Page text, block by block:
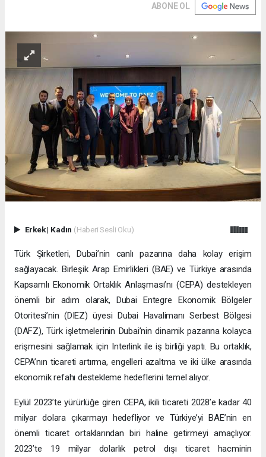
ABONE OL
Erkek| Kadın (Haberi Sesli Oku)
Türk Şirketleri, Dubai’nin canlı pazarına daha kolay erişim
sağlayacak. Birleşik Arap Emirlikleri (BAE) ve Türkiye arasında
Kapsamlı Ekonomik Ortaklık Anlaşması’nı (CEPA) destekleyen
önemli bir adım olarak, Dubai Entegre Ekonomik Bölgeler
Otoritesi’nin (DIEZ) üyesi Dubai Havalimanı Serbest Bölgesi
(DAFZ), Türk işletmelerinin Dubai’nin dinamik pazarına kolayca
erişmesini sağlamak için Interlink ile iş birliği yaptı. Bu ortaklık,
CEPA’nın ticareti artırma, engelleri azaltma ve iki ülke arasında
ekonomik refahı destekleme hedeflerini temel alıyor.
Eylül 2023’te yürürlüğe giren CEPA, ikili ticareti 2028’e kadar 40
milyar dolara çıkarmayı hedefliyor ve Türkiye’yi BAE’nin en
önemli ticaret ortaklarından biri haline getirmeyi amaçlıyor.
2023’te 19 milyar dolarlık petrol dışı ticaret hacminin